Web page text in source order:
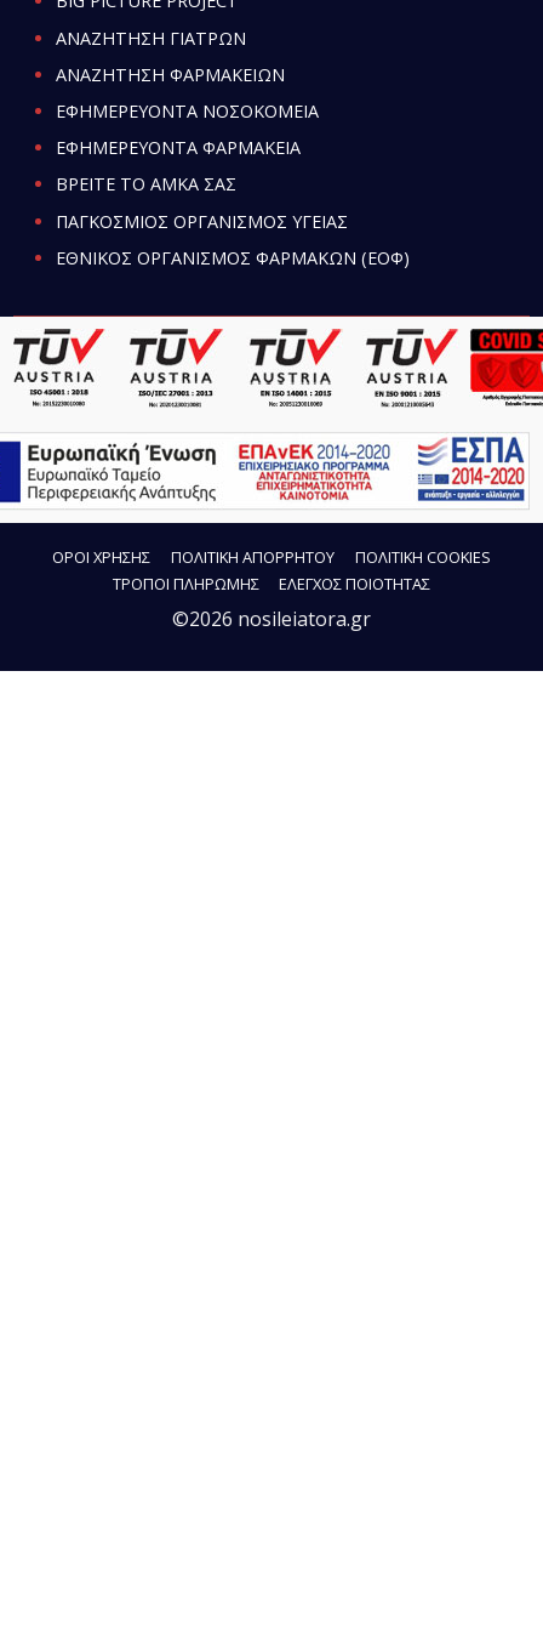
ΑΝΑΖΗΤΗΣΗ ΓΙΑΤΡΩΝ
ΑΝΑΖΗΤΗΣΗ ΦΑΡΜΑΚΕΙΩΝ
ΕΦΗΜΕΡΕΥΟΝΤΑ ΝΟΣΟΚΟΜΕΙΑ
ΕΦΗΜΕΡΕΥΟΝΤΑ ΦΑΡΜΑΚΕΙΑ
ΒΡΕΙΤΕ ΤΟ ΑΜΚΑ ΣΑΣ
ΠΑΓΚΟΣΜΙΟΣ ΟΡΓΑΝΙΣΜΟΣ ΥΓΕΙΑΣ
ΕΘΝΙΚΟΣ ΟΡΓΑΝΙΣΜΟΣ ΦΑΡΜΑΚΩΝ (ΕΟΦ)
ΟΡΟΙ ΧΡΗΣΗΣ ΠΟΛΙΤΙΚΗ ΑΠΟΡΡΗΤΟΥ
ΠΟΛΙΤΙΚΗ COOKIES
ΤΡΟΠΟΙ ΠΛΗΡΩΜΗΣ
ΕΛΕΓΧΟΣ ΠΟΙΟΤΗΤΑΣ
©2026 nosileiatora.gr